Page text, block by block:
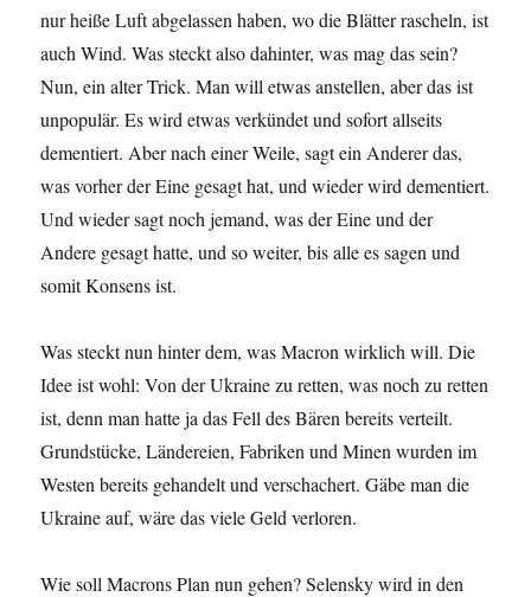
nur heiße Luft abgelassen haben, wo die Blätter rascheln, ist
auch Wind. Was steckt also dahinter, was mag das sein?
Nun, ein alter Trick. Man will etwas anstellen, aber das ist
unpopulär. Es wird etwas verkündet und sofort allseits
dementiert. Aber nach einer Weile, sagt ein Anderer das,
was vorher der Eine gesagt hat, und wieder wird dementiert.
Und wieder sagt noch jemand, was der Eine und der
Andere gesagt hatte, und so weiter, bis alle es sagen und
somit Konsens ist.
Was steckt nun hinter dem, was Macron wirklich will. Die
Idee ist wohl: Von der Ukraine zu retten, was noch zu retten
ist, denn man hatte ja das Fell des Bären bereits verteilt.
Grundstücke, Ländereien, Fabriken und Minen wurden im
Westen bereits gehandelt und verschachert. Gäbe man die
Ukraine auf, wäre das viele Geld verloren.
Wie soll Macrons Plan nun gehen? Selensky wird in den